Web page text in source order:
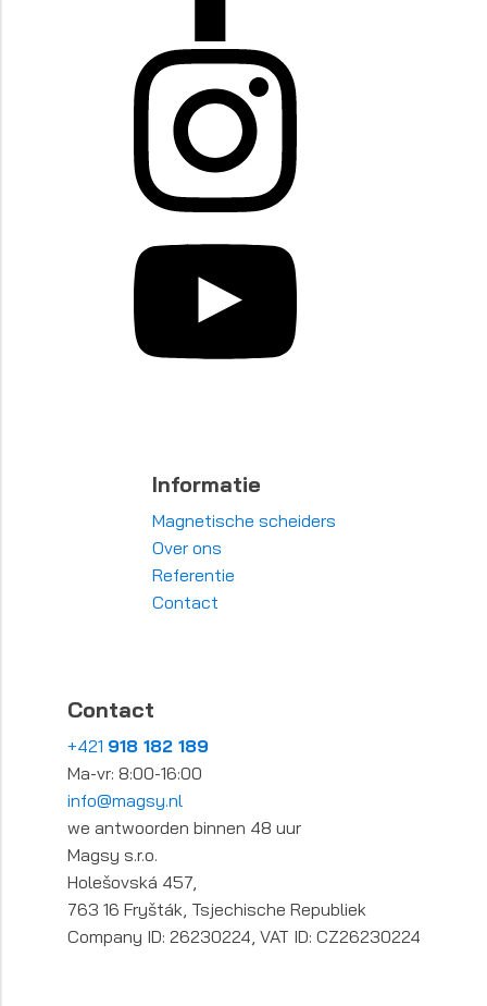
Informatie
Magnetische scheiders
Over ons
Referentie
Contact
Contact
+421 918 182 189
Ma-vr: 8:00-16:00
info@magsy.nl
we antwoorden binnen 48 uur
Magsy s.r.o.
Holešovská 457,
763 16 Fryšták, Tsjechische Republiek
Company ID: 26230224, VAT ID: CZ26230224